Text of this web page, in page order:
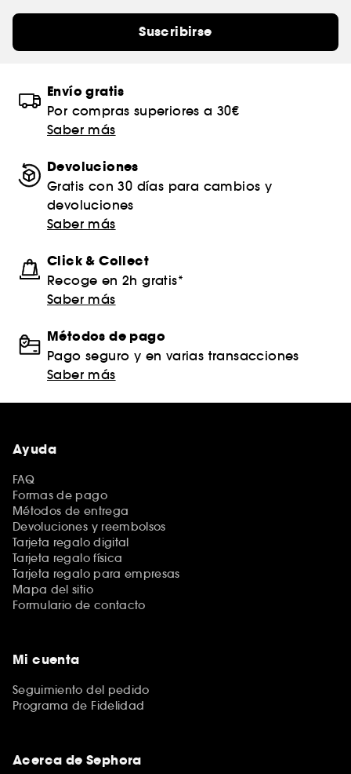
Suscribirse
Envío gratis
Por compras superiores a 30€
Saber más
Devoluciones
Gratis con 30 días para cambios y
devoluciones
Saber más
Click & Collect
Recoge en 2h gratis*
Saber más
Métodos de pago
Pago seguro y en varias transacciones
Saber más
Ayuda
FAQ
Formas de pago
Métodos de entrega
Devoluciones y reembolsos
Tarjeta regalo digital
Tarjeta regalo física
Tarjeta regalo para empresas
Mapa del sitio
Formulario de contacto
Mi cuenta
Seguimiento del pedido
Programa de Fidelidad
Acerca de Sephora